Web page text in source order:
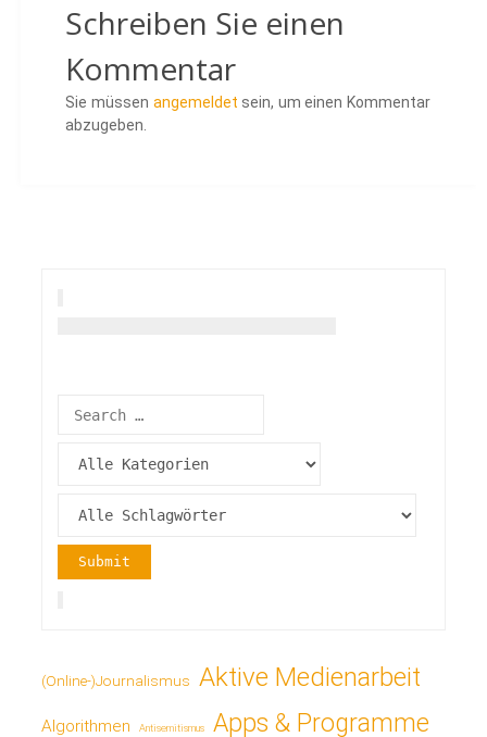
Schreiben Sie einen
Kommentar
Sie müssen angemeldet sein, um einen Kommentar
abzugeben.
(Online-)Journalismus Aktive Medienarbeit
Algorithmen Antisemitismus Apps & Programme